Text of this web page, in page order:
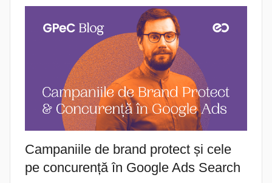
Campaniile de brand protect și cele
pe concurență în Google Ads Search